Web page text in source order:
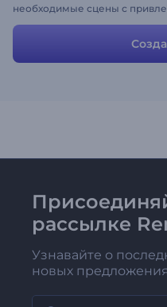
необходимые сцены с
которые позволят ускорить
получить желаемый
сцену или ее описание,
рассылке
Узнавайте о
новых